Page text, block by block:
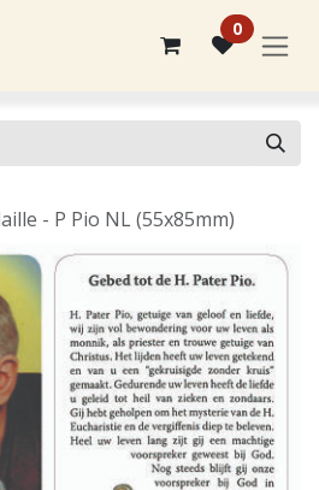
0
- P Pio NL (55x85mm)